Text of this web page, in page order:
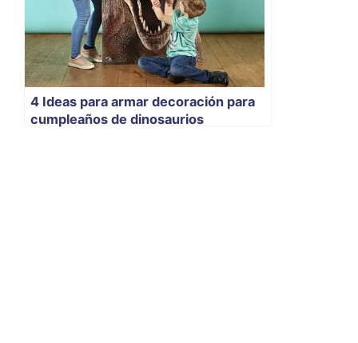
4 Ideas para armar decoración para
cumpleaños de dinosaurios